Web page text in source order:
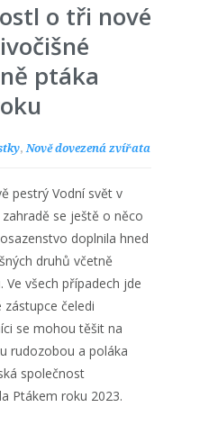
o tři nové
ptáka
,Nově dovezená zvířata
pestrý Vodní svět v
se ještě o něco
doplnila hned
druhů včetně
všech případech jde
čeledi
se mohou těšit na
rudozobou a poláka
společnost
Ptákem roku 2023.